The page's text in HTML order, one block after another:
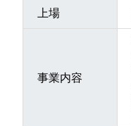
上場
事業内容